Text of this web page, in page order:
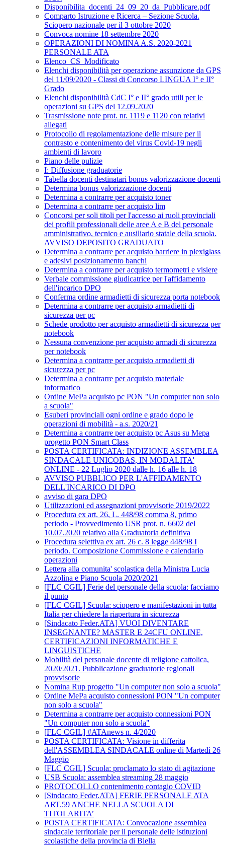
Disponibilita_docenti_24_09_20_da_Pubblicare.pdf
Comparto Istruzione e Ricerca – Sezione Scuola.
Sciopero nazionale per il 3 ottobre 2020
Convoca nomine 18 settembre 2020
OPERAZIONI DI NOMINA A.S. 2020-2021
PERSONALE ATA
Elenco_CS_Modificato
Elenchi disponibilità per operazione assunzione da GPS
del 11/09/2020 - Classi di Concorso LINGUA I° e II°
Grado
Elenchi disponibilità CdC I° e II° grado utili per le
operazioni su GPS del 12.09.2020
Trasmissione note prot. nr. 1119 e 1120 con relativi
allegati
Protocollo di regolamentazione delle misure per il
contrasto e contenimento del virus Covid-19 negli
ambienti di lavoro
Piano delle pulizie
I: Diffusione graduatorie
Tabella docenti destinatari bonus valorizzazione docenti
Determina bonus valorizzazione docenti
Determina a contrarre per acquisto toner
Determina a contrarre per acquisto lim
Concorsi per soli titoli per l'accesso ai ruoli provinciali
dei profili professionali delle aree A e B del personale
amministrativo, tecnico e ausiliario statale della scuola.
AVVISO DEPOSITO GRADUATO
Determina a contrarre per acquisto barriere in plexiglass
e adesivi posizionamento banchi
Determina a contrarre per acquisto termometri e visiere
Verbale commissione giudicatrice per l'affidamento
dell'incarico DPO
Conferma ordine armadietti di sicurezza porta notebook
Determina a contrarre per acquisto armadietti di
sicurezza per pc
Schede prodotto per acquisto armadietti di sicurezza per
notebook
Nessuna convenzione per acquisto armadi di sicurezza
per notebook
Determina a contrarre per acquisto armadietti di
sicurezza per pc
Determina a contrarre per acquisto materiale
informatico
Ordine MePa acquisto pc PON "Un computer non solo
a scuola"
Esuberi provinciali ogni ordine e grado dopo le
operazioni di mobilità - a.s. 2020/21
Determina a contrarre per acquisto pc Asus su Mepa
progetto PON Smart Class
POSTA CERTIFICATA: INDIZIONE ASSEMBLEA
SINDACALE UNICOBAS, IN MODALITA'
ONLINE - 22 Luglio 2020 dalle h. 16 alle h. 18
AVVISO PUBBLICO PER L'AFFIDAMENTO
DELL'INCARICO DI DPO
avviso di gara DPO
Utilizzazioni ed assegnazioni provvisorie 2019/2022
Procedura ex art. 26, L. 448/98 comma 8, primo
periodo - Provvedimento USR prot. n. 6602 del
10.07.2020 relativo alla Graduatoria definitiva
Procedura selettiva ex art. 26 c. 8 legge 448/98 I
periodo. Composizione Commissione e calendario
operazioni
Lettera alla comunita' scolastica della Ministra Lucia
Azzolina e Piano Scuola 2020/2021
[FLC CGIL] Ferie del personale della scuola: facciamo
il punto
[FLC CGIL] Scuola: sciopero e manifestazioni in tutta
Italia per chiedere la riapertura in sicurezza
[Sindacato Feder.ATA] VUOI DIVENTARE
INSEGNANTE? MASTER E 24CFU ONLINE,
CERTIFICAZIONI INFORMATICHE E
LINGUISTICHE
Mobilità del personale docente di religione cattolica,
2020/2021. Pubblicazione graduatorie regionali
provvisorie
Nomina Rup progetto "Un computer non solo a scuola"
Ordine MePa acquisto connessioni PON "Un computer
non solo a scuola"
Determina a contrarre per acquisto connessioni PON
"Un computer non solo a scuola"
[FLC CGIL] #ATAnews n. 4/2020
POSTA CERTIFICATA: Visione in differita
dell'ASSEMBLEA SINDACALE online di Martedì 26
Maggio
[FLC CGIL] Scuola: proclamato lo stato di agitazione
USB Scuola: assemblea streaming 28 maggio
PROTOCOLLO contenimento contagio COVID
[Sindacato Feder.ATA] FERIE PERSONALE ATA
ART.59 ANCHE NELLA SCUOLA DI
TITOLARITA’
POSTA CERTIFICATA: Convocazione assemblea
sindacale territoriale per il personale delle istituzioni
scolastiche della provincia di Biella